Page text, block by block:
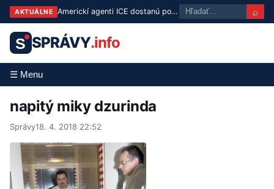
AKTUÁLNE Americkí agenti ICE dostanú povinne telové kamery už do konca leta ⌕
S SPRÁVY.info
☰ Menu
napitý miky dzurinda
Správy18. 4. 2018 22:52